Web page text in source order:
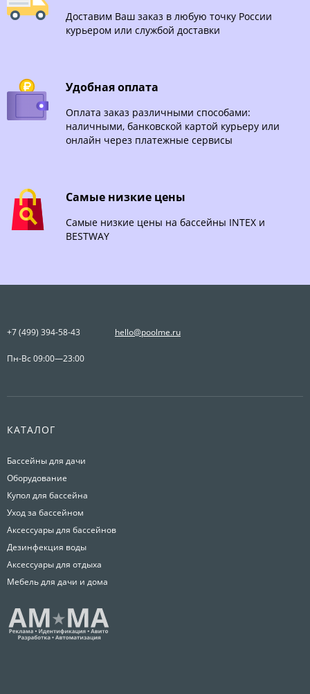
Доставим Ваш заказ в любую точку России
курьером или службой доставки
Удобная оплата
Оплата заказ различными способами:
наличными, банковской картой курьеру или
онлайн через платежные сервисы
Самые низкие цены
Самые низкие цены на бассейны INTEX и
BESTWAY
+7 (499) 394-58-43 hello@poolme.ru
Пн-Вс 09:00—23:00
КАТАЛОГ
Бассейны для дачи
Оборудование
Купол для бассейна
Уход за бассейном
Аксессуары для бассейнов
Дезинфекция воды
Аксессуары для отдыха
Мебель для дачи и дома